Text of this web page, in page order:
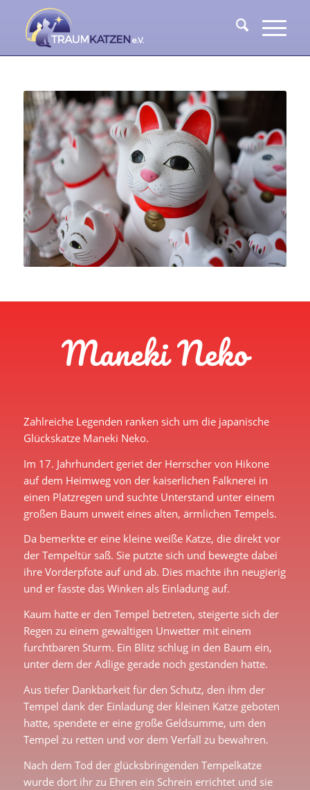
Maneki Neko
Zahlreiche Legenden ranken sich um die japanische
Glückskatze Maneki Neko.
Im 17. Jahrhundert geriet der Herrscher von Hikone
auf dem Heimweg von der kaiserlichen Falknerei in
einen Platzregen und suchte Unterstand unter einem
großen Baum unweit eines alten, ärmlichen Tempels.
Da bemerkte er eine kleine weiße Katze, die direkt vor
der Tempeltür saß. Sie putzte sich und bewegte dabei
ihre Vorderpfote auf und ab. Dies machte ihn neugierig
und er fasste das Winken als Einladung auf.
Kaum hatte er den Tempel betreten, steigerte sich der
Regen zu einem gewaltigen Unwetter mit einem
furchtbaren Sturm. Ein Blitz schlug in den Baum ein,
unter dem der Adlige gerade noch gestanden hatte.
Aus tiefer Dankbarkeit für den Schutz, den ihm der
Tempel dank der Einladung der kleinen Katze geboten
hatte, spendete er eine große Geldsumme, um den
Tempel zu retten und vor dem Verfall zu bewahren.
Nach dem Tod der glücksbringenden Tempelkatze
wurde dort ihr zu Ehren ein Schrein errichtet und sie